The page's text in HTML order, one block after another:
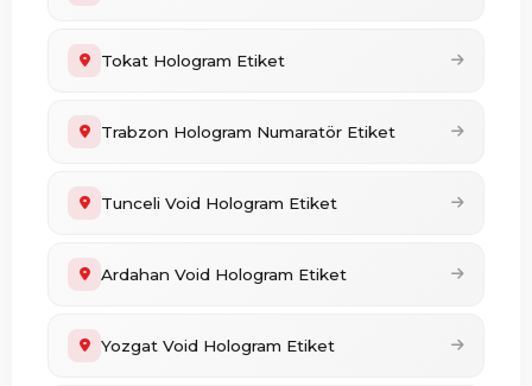
Tokat Hologram Etiket
Trabzon Hologram Numaratör Etiket
Tunceli Void Hologram Etiket
Ardahan Void Hologram Etiket
Yozgat Void Hologram Etiket